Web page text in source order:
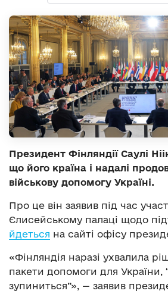
Президент Фінляндії Саулі
що його країна і надалі
військову допомогу Україні.
Про це він заявив під час
Єлисейському палаці щодо
йдеться на сайті офісу
«Фінляндія наразі ухвалила
пакети допомоги для України,
зупиниться”», — заявив